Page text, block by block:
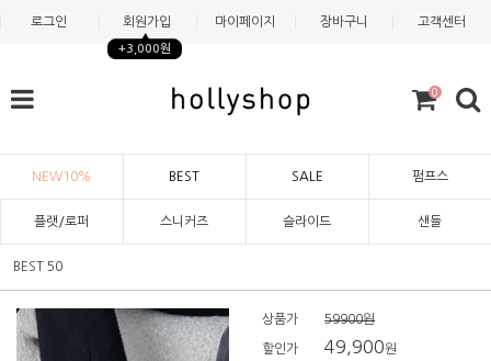
로그인 회원가입
+3,000원
마이페이지 장바구니 고객센터
0
NEW10% BEST SALE 펌프스
플랫/로퍼 스니커즈 슬라이드 샌들
BEST 50
상품가 59900원
할인가 49,900원